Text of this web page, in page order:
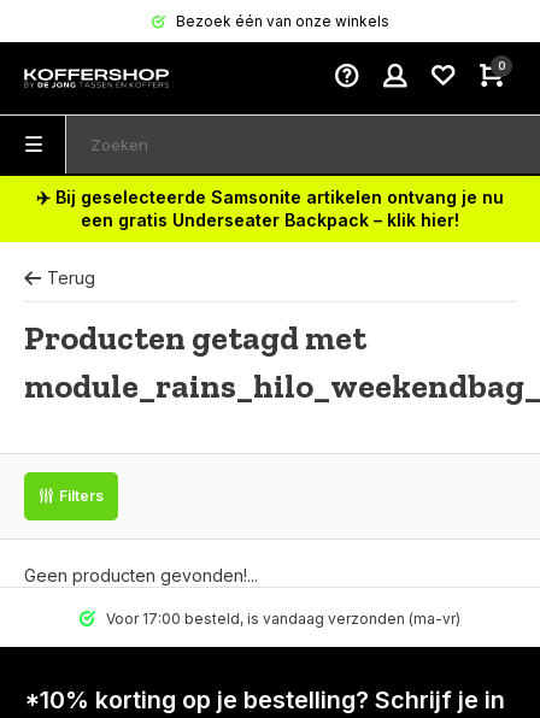
Bezoek één van onze winkels
0
✈️ Bij geselecteerde Samsonite artikelen ontvang je nu
een gratis Underseater Backpack – klik hier!
Terug
Producten getagd met
Filters
Geen producten gevonden!...
Voor 17:00 besteld, is vandaag verzonden (ma-vr)
*10% korting op je bestelling? Schrijf je in